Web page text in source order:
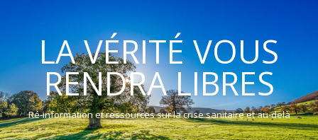
LA VÉRITÉ VOUS
RENDRA LIBRES
Ré-information et ressources sur la crise sanitaire et au-delà